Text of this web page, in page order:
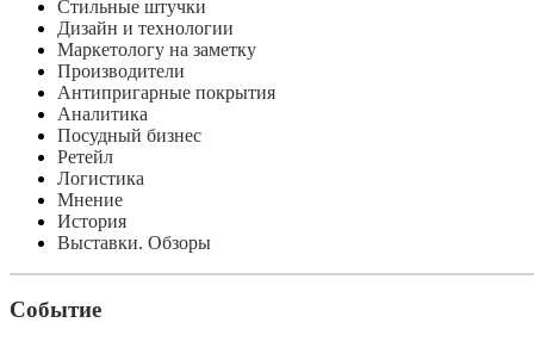
Стильные штучки
Дизайн и технологии
Маркетологу на заметку
Производители
Антипригарные покрытия
Аналитика
Посудный бизнес
Ретейл
Логистика
Мнение
История
Выставки. Обзоры
Событие